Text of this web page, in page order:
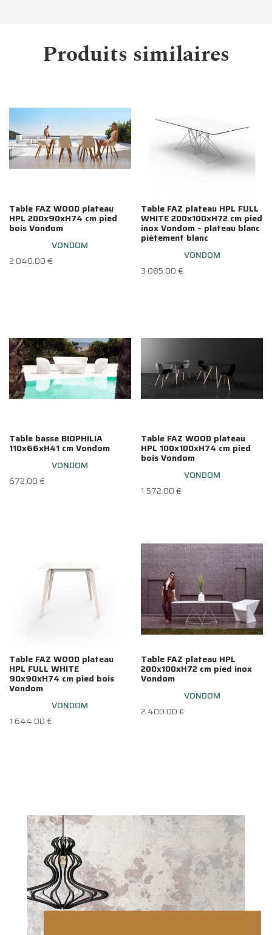
Produits similaires
Table FAZ WOOD plateau
HPL 200x90xH74 cm pied
bois Vondom
VONDOM
2 040.00€
Table FAZ plateau HPL FULL
WHITE 200x100xH72 cm pied
inox Vondom – plateau blanc
piétement blanc
VONDOM
3 085.00€
Table basse BIOPHILIA
110x66xH41 cm Vondom
VONDOM
672.00€
Table FAZ WOOD plateau
HPL 100x100xH74 cm pied
bois Vondom
VONDOM
1 572.00€
Table FAZ WOOD plateau
HPL FULL WHITE
90x90xH74 cm pied bois
Vondom
VONDOM
1 644.00€
Table FAZ plateau HPL
200x100xH72 cm pied inox
Vondom
VONDOM
2 400.00€